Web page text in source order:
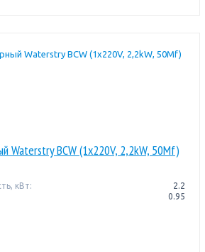
Waterstry BCW (1х220V, 2,2kW, 50Mf)
кВт:
2.2
0.95